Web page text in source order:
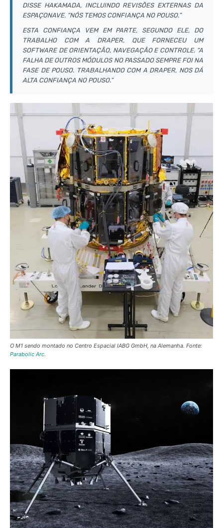
DISSE HAKAMADA, INCLUINDO REVISÕES EXTERNAS DA
ESPAÇONAVE. “NÓS TEMOS CONFIANÇA NO POUSO.”
ESTA CONFIANÇA VEM EM PARTE, SEGUNDO ELE, DO
TRABALHO COM A DRAPER, QUE FORNECEU UM
SOFTWARE DE ORIENTAÇÃO, NAVEGAÇÃO E CONTROLE. “A
FALHA DE OUTROS MÓDULOS NO PASSADO SEMPRE FOI NA
FASE DE POUSO. TRABALHANDO COM A DRAPER, NOS DÁ
ALTA CONFIANÇA NO POUSO.”
O M1 sendo montado no Centro Espacial IABG GmbH, na Alemanha. Fonte:
Parabolic Arc.